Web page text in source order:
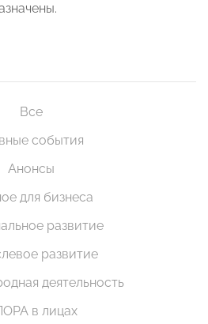
Все
события
Анонсы
для бизнеса
развитие
развитие
деятельность
в лицах